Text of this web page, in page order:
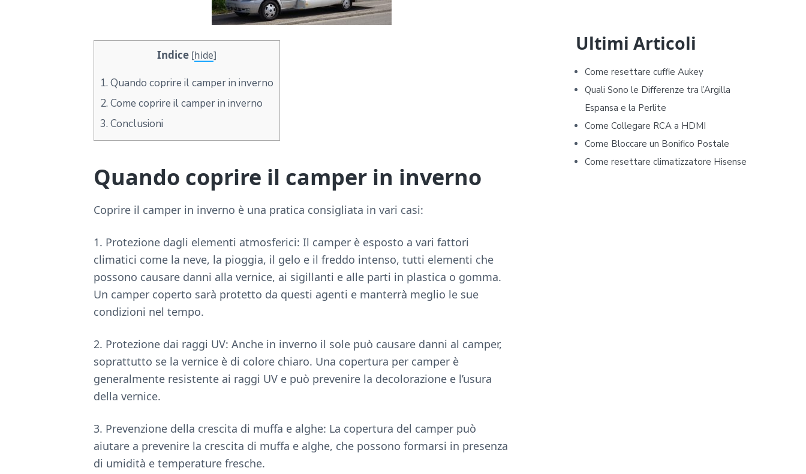
Indice [hide]
1. Quando coprire il camper in inverno
2. Come coprire il camper in inverno
3. Conclusioni
Quando coprire il camper in inverno
Coprire il camper in inverno è una pratica consigliata in vari casi:
1. Protezione dagli elementi atmosferici: Il camper è esposto a vari fattori
climatici come la neve, la pioggia, il gelo e il freddo intenso, tutti elementi che
possono causare danni alla vernice, ai sigillanti e alle parti in plastica o gomma.
Un camper coperto sarà protetto da questi agenti e manterrà meglio le sue
condizioni nel tempo.
2. Protezione dai raggi UV: Anche in inverno il sole può causare danni al camper,
soprattutto se la vernice è di colore chiaro. Una copertura per camper è
generalmente resistente ai raggi UV e può prevenire la decolorazione e l’usura
della vernice.
3. Prevenzione della crescita di muffa e alghe: La copertura del camper può
aiutare a prevenire la crescita di muffa e alghe, che possono formarsi in presenza
di umidità e temperature fresche.
d
e
b
a
r
Ultimi Articoli
Come resettare cuffie Aukey​​
Quali Sono le Differenze tra l’Argilla
Espansa e la Perlite
Come Collegare RCA a HDMI
Come Bloccare un Bonifico Postale
Come resettare climatizzatore Hisense​​